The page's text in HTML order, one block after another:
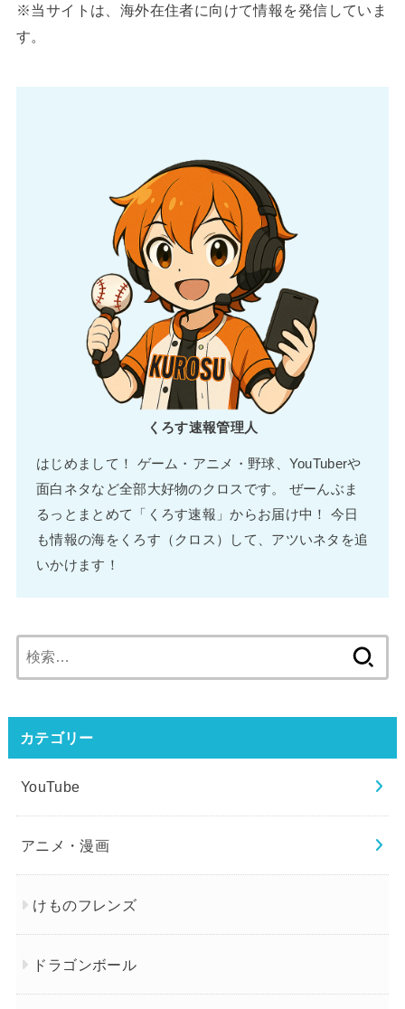
※当サイトは、海外在住者に向けて情報を発信していま
す。
くろす速報管理人
はじめまして！ ゲーム・アニメ・野球、YouTuberや
面白ネタなど全部大好物のクロスです。 ぜーんぶま
るっとまとめて「くろす速報」からお届け中！ 今日
も情報の海をくろす（クロス）して、アツいネタを追
いかけます！
索:
カテゴリー
YouTube
アニメ・漫画
けものフレンズ
ドラゴンボール